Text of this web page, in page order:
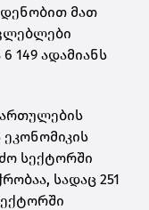
მათ
149 ადამიანს
სექტორში
სადაც 251